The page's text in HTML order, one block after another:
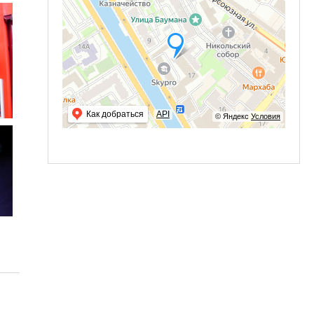
© Яндекс Условия
Как добраться API